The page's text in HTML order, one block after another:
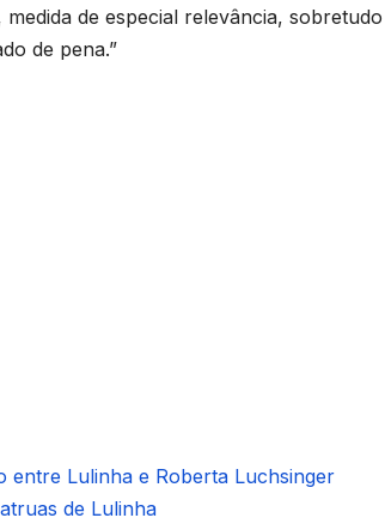
de especial relevância, sobretudo
de pena.”
entre Lulinha e Roberta Luchsinger
de Lulinha